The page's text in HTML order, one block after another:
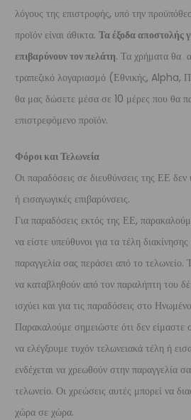
λόγους της επιστροφής, υπό την
προϊόν είναι άθικτα. Τα έξοδα αποστολής
επιβαρύνουν τον πελάτη. Τα χρήματα θα
τραπεζικό λογαριασμό (Εθνικής,
θα μας δώσετε μέσα σε 10 μέρες που θα
επιστρεφόμενο προϊόν.
Φόροι και Τελωνεία
Οι παραδόσεις σε διευθύνσεις της ΕΕ δεν
ή εισαγωγικές επιβαρύνσεις.
Για παραδόσεις εκτός της ΕΕ,
να είστε υπεύθυνοι για τα τέλη
παραγγελία σας περάσει από το τελωνείο.
να καταβληθούν από τον παραλήπτη του
ισχύει και για τις παραδόσεις στο
Παρακαλούμε σημειώστε ότι δεν
να ελέγξουμε τυχόν τελωνειακά τέλη ή
ενδέχεται να χρεωθούν στην παραγγελία
τελωνείο. Οι χρεώσεις αυτές μπορεί να
χώρα σε χώρα.